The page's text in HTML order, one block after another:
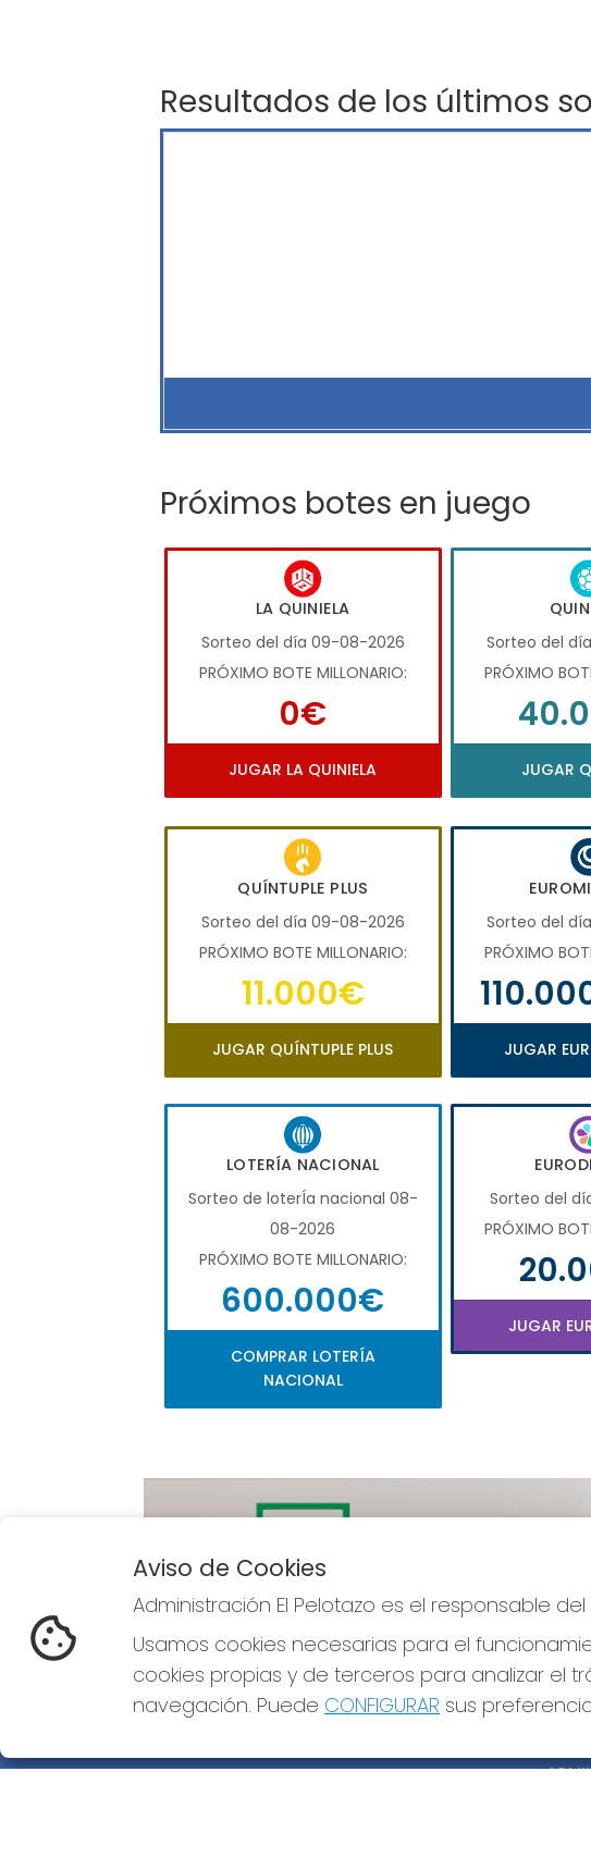
Resultados de los últimos
Próximos botes en juego
LA QUINIELA
Sorteo del día 09-08-2026
PRÓXIMO BOTE MILLONARIO:
0€
JUGAR LA QUINIELA
Sorteo del
PRÓXIMO
JUGAR
QUÍNTUPLE PLUS
Sorteo del día 09-08-2026
PRÓXIMO BOTE MILLONARIO:
11.000€
JUGAR QUÍNTUPLE PLUS
Sorteo del
PRÓXIMO
JUGAR
LOTERÍA NACIONAL
Sorteo de loterÍa nacional 08-
08-2026
PRÓXIMO BOTE MILLONARIO:
600.000€
COMPRAR LOTERÍA
NACIONAL
Sorteo del
PRÓXIMO
JUGAR
Imagen anterior
Aviso de Cookies
Administración El Pelotazo es el responsable
Usamos cookies necesarias para el
cookies propias y de terceros para analizar el
navegación. Puede CONFIGURAR sus